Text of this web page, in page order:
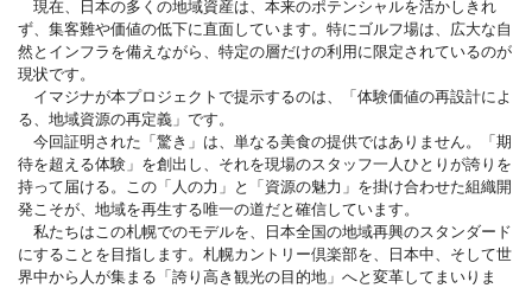
現在、日本の多くの地域資産は、本来のポテンシャルを活かしきれ
ず、集客難や価値の低下に直面しています。特にゴルフ場は、広大な自
然とインフラを備えながら、特定の層だけの利用に限定されているのが
現状です。
イマジナが本プロジェクトで提示するのは、「体験価値の再設計によ
る、地域資源の再定義」です。
今回証明された「驚き」は、単なる美食の提供ではありません。「期
待を超える体験」を創出し、それを現場のスタッフ一人ひとりが誇りを
持って届ける。この「人の力」と「資源の魅力」を掛け合わせた組織開
発こそが、地域を再生する唯一の道だと確信しています。
私たちはこの札幌でのモデルを、日本全国の地域再興のスタンダード
にすることを目指します。札幌カントリー倶楽部を、日本中、そして世
界中から人が集まる「誇り高き観光の目的地」へと変革してまいりま